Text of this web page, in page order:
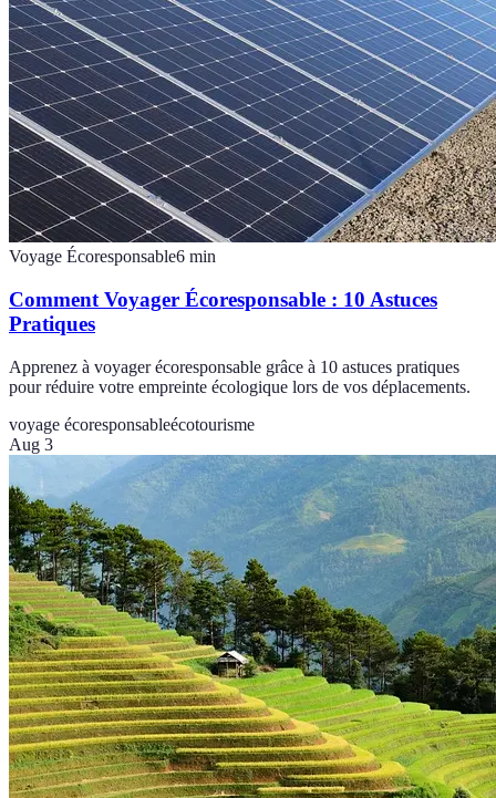
Voyage Écoresponsable6 min
Comment Voyager Écoresponsable : 10 Astuces
Pratiques
Apprenez à voyager écoresponsable grâce à 10 astuces pratiques
pour réduire votre empreinte écologique lors de vos déplacements.
voyage écoresponsableécotourisme
Aug 3